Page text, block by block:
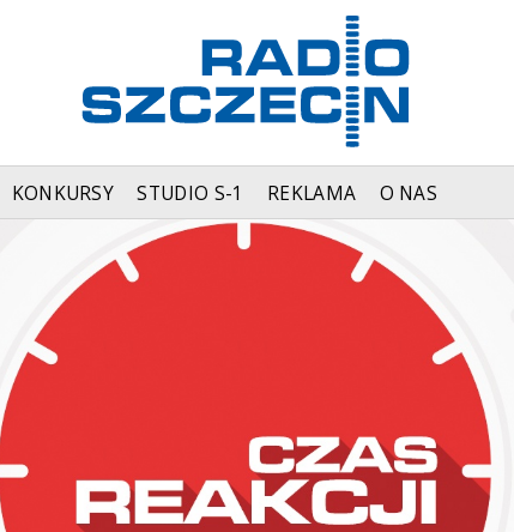
KONKURSY STUDIO S-1 REKLAMA O NAS